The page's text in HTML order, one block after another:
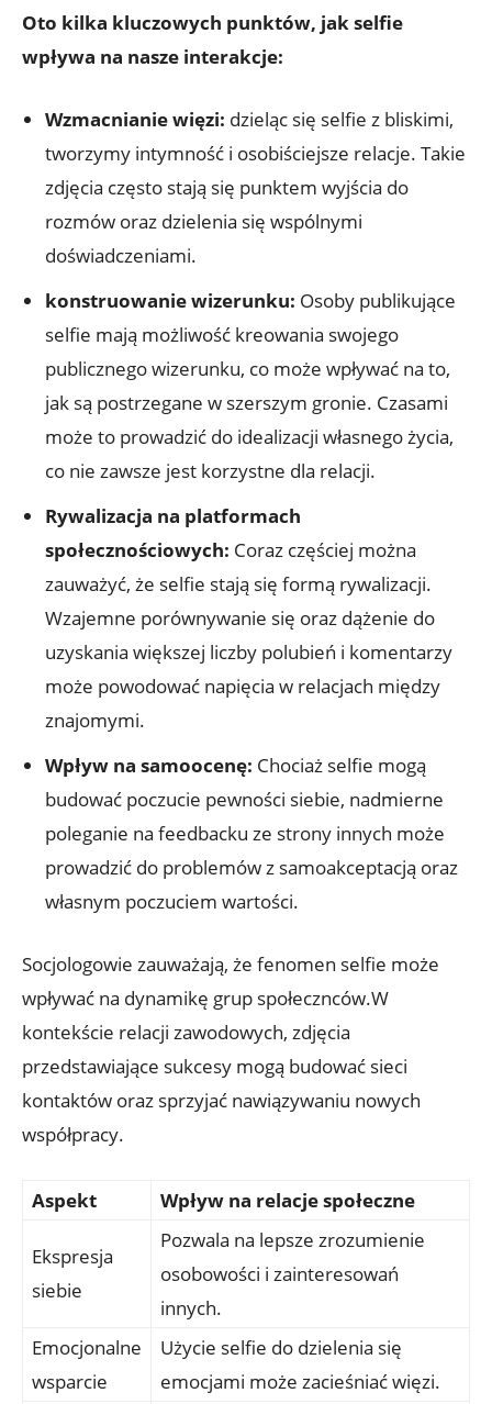
Oto kilka kluczowych punktów, jak selfie
wpływa na nasze interakcje:
Wzmacnianie więzi: dzieląc się selfie z bliskimi,
tworzymy intymność i osobiściejsze ⁢relacje. Takie
zdjęcia często stają się punktem wyjścia do
rozmów oraz dzielenia się ‍wspólnymi
doświadczeniami.
konstruowanie wizerunku: Osoby publikujące
selfie mają możliwość kreowania swojego
publicznego wizerunku, co może wpływać na to,
jak są postrzegane‍ w szerszym​ gronie. Czasami
może to​ prowadzić do⁣ idealizacji własnego życia,
co nie zawsze jest korzystne ​dla relacji.
Rywalizacja na platformach
społecznościowych: Coraz częściej⁤ można
zauważyć, że selfie stają się formą rywalizacji.
Wzajemne porównywanie się oraz dążenie do⁣
uzyskania większej ⁣liczby polubień i komentarzy
może powodować napięcia w relacjach między
znajomymi.
Wpływ na samoocenę: Chociaż selfie mogą
budować poczucie pewności ⁤siebie, nadmierne
poleganie na feedbacku ze strony innych może
prowadzić do problemów​ z samoakceptacją​ oraz
własnym poczuciem wartości.
Socjologowie zauważają, że fenomen selfie może
wpływać na dynamikę grup społecznców.W
kontekście relacji zawodowych, zdjęcia
⁣przedstawiające ‍sukcesy mogą budować sieci
kontaktów oraz sprzyjać nawiązywaniu ⁤nowych‍
współpracy.
Aspekt Wpływ na relacje społeczne
Ekspresja
siebie
Pozwala⁢ na lepsze zrozumienie​
osobowości i zainteresowań
innych.
Emocjonalne
wsparcie
Użycie selfie‍ do dzielenia ⁢się
emocjami może zacieśniać więzi.